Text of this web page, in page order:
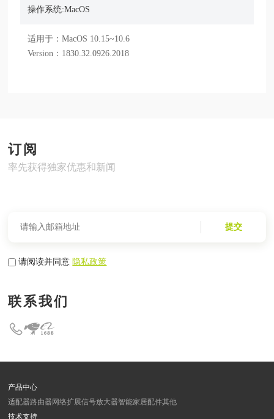
操作系统:MacOS
适用于：MacOS 10.15~10.6
Version：1830.32.0926.2018
订阅
率先获得独家优惠和新闻
提交
请阅读并同意隐私政策
联系我们
产品中心
适配器路由器 网络扩展信号放大器智能家居配件其他
技术支持